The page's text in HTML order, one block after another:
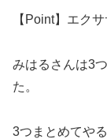
【Point】エク
みはるさんは3
た。
3つまとめてや